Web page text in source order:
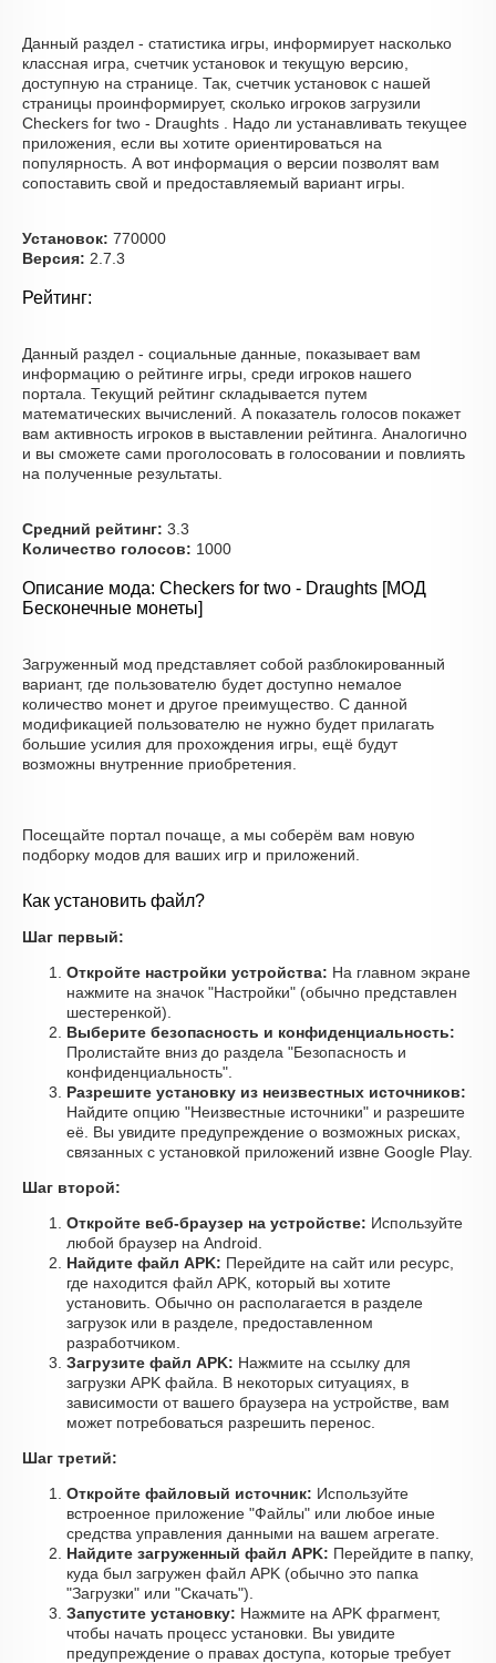
Данный раздел - статистика игры, информирует насколько
классная игра, счетчик установок и текущую версию,
доступную на странице. Так, счетчик установок с нашей
страницы проинформирует, сколько игроков загрузили
Checkers for two - Draughts . Надо ли устанавливать текущее
приложения, если вы хотите ориентироваться на
популярность. А вот информация о версии позволят вам
сопоставить свой и предоставляемый вариант игры.
Установок: 770000
Версия: 2.7.3
Рейтинг:
Данный раздел - социальные данные, показывает вам
информацию о рейтинге игры, среди игроков нашего
портала. Текущий рейтинг складывается путем
математических вычислений. А показатель голосов покажет
вам активность игроков в выставлении рейтинга. Аналогично
и вы сможете сами проголосовать в голосовании и повлиять
на полученные результаты.
Средний рейтинг: 3.3
Количество голосов: 1000
Описание мода: Checkers for two - Draughts [МОД
Бесконечные монеты]
Загруженный мод представляет собой разблокированный
вариант, где пользователю будет доступно немалое
количество монет и другое преимущество. С данной
модификацией пользователю не нужно будет прилагать
большие усилия для прохождения игры, ещё будут
возможны внутренние приобретения.
Посещайте портал почаще, а мы соберём вам новую
подборку модов для ваших игр и приложений.
Как установить файл?
Шаг первый:
Откройте настройки устройства: На главном экране
нажмите на значок "Настройки" (обычно представлен
шестеренкой).
Выберите безопасность и конфиденциальность:
Пролистайте вниз до раздела "Безопасность и
конфиденциальность".
Разрешите установку из неизвестных источников:
Найдите опцию "Неизвестные источники" и разрешите
её. Вы увидите предупреждение о возможных рисках,
связанных с установкой приложений извне Google Play.
Шаг второй:
Откройте веб-браузер на устройстве: Используйте
любой браузер на Android.
Найдите файл APK: Перейдите на сайт или ресурс,
где находится файл APK, который вы хотите
установить. Обычно он располагается в разделе
загрузок или в разделе, предоставленном
разработчиком.
Загрузите файл APK: Нажмите на ссылку для
загрузки APK файла. В некоторых ситуациях, в
зависимости от вашего браузера на устройстве, вам
может потребоваться разрешить перенос.
Шаг третий:
Откройте файловый источник: Используйте
встроенное приложение "Файлы" или любое иные
средства управления данными на вашем агрегате.
Найдите загруженный файл APK: Перейдите в папку,
куда был загружен файл APK (обычно это папка
"Загрузки" или "Скачать").
Запустите установку: Нажмите на APK фрагмент,
чтобы начать процесс установки. Вы увидите
предупреждение о правах доступа, которые требует